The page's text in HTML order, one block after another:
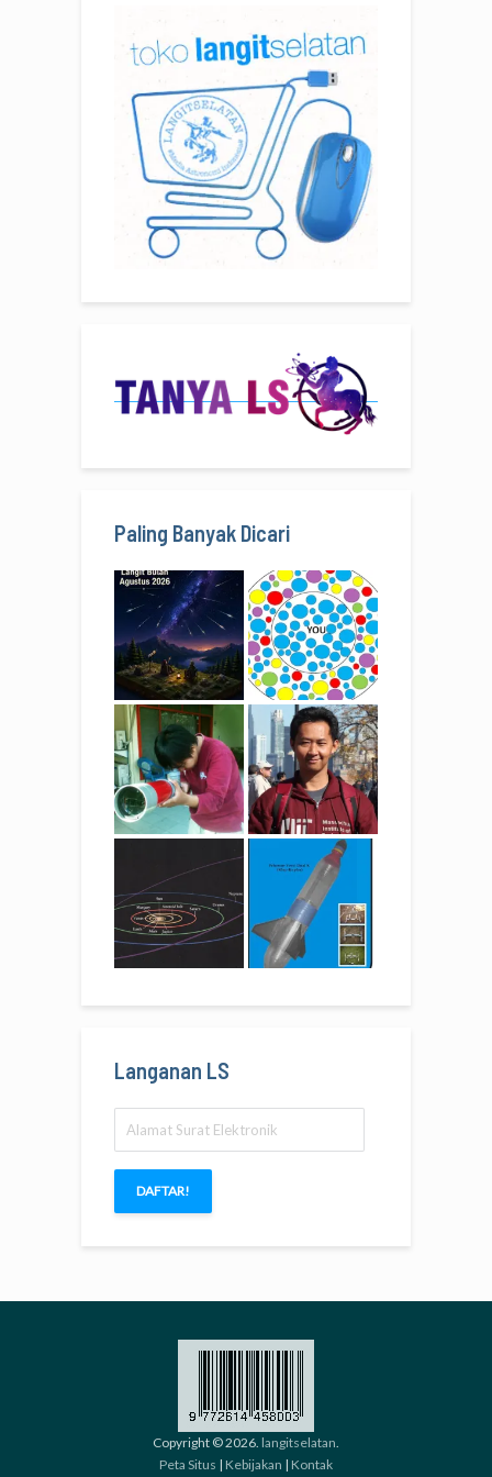
Paling Banyak Dicari
Langanan LS
Surat
Elektronik
DAFTAR!
Copyright © 2026. langitselatan.
Peta Situs | Kebijakan | Kontak